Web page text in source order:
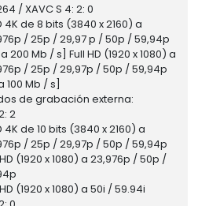
/ XAVC S 4: 2: 0
4K de 8 bits (3840 x 2160) a
/ 25p / 29,97 p / 50p / 59,94p
200 Mb / s] Full HD (1920 x 1080) a
/ 25p / 29,97p / 50p / 59,94p
100 Mb / s]
de grabación externa:
2
4K de 10 bits (3840 x 2160) a
/ 25p / 29,97p / 50p / 59,94p
(1920 x 1080) a 23,976p / 50p /
(1920 x 1080) a 50i / 59.94i